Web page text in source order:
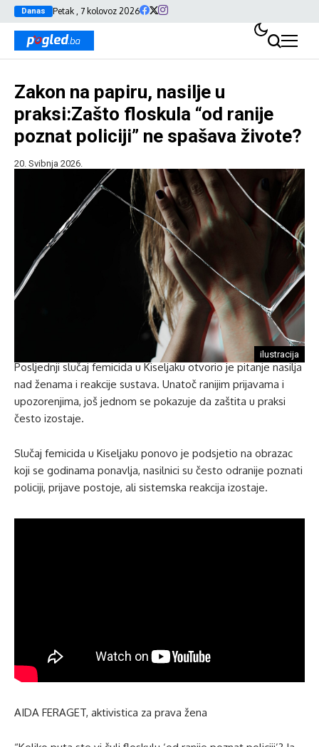
Danas Petak , 7 kolovoz 2026
Zakon na papiru, nasilje u
praksi:Zašto floskula “od ranije
poznat policiji” ne spašava živote?
20. Svibnja 2026.
ilustracija
Posljednji slučaj femicida u Kiseljaku otvorio je pitanje nasilja
nad ženama i reakcije sustava. Unatoč ranijim prijavama i
upozorenjima, još jednom se pokazuje da zaštita u praksi
često izostaje.
Slučaj femicida u Kiseljaku ponovo je podsjetio na obrazac
koji se godinama ponavlja, nasilnici su često odranije poznati
policiji, prijave postoje, ali sistemska reakcija izostaje.
AIDA FERAGET, aktivistica za prava žena